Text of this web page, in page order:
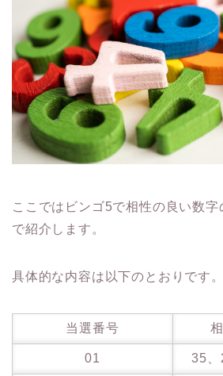
ここではビンゴ5で相性の良い数
で紹介します。
具体的な内容は以下のとおりです。
当選番号
01 35